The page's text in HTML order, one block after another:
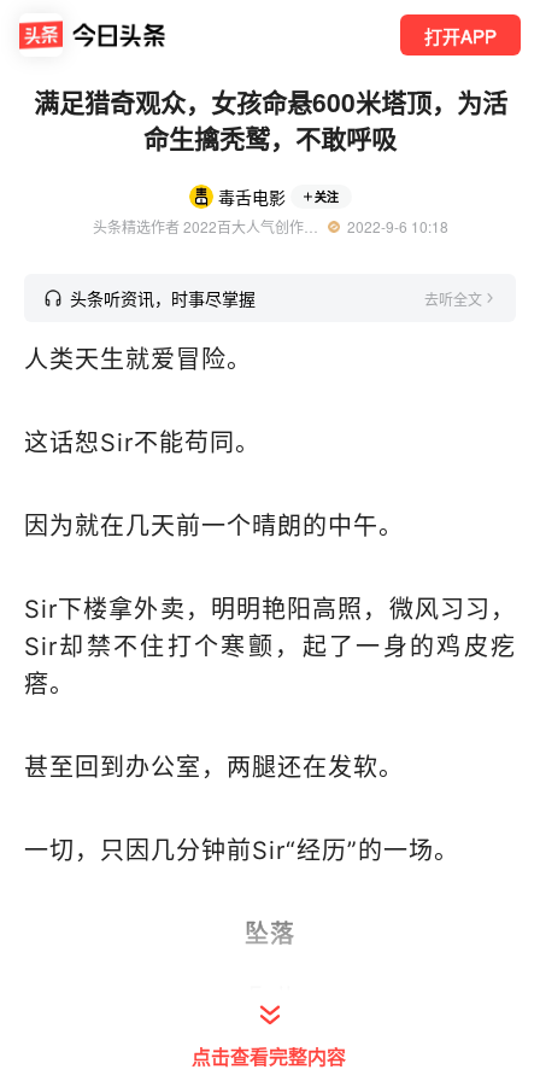
打开APP
满足猎奇观众，女孩命悬600米塔顶，为活
命生擒秃鹫，不敢呼吸
毒舌电影 关注
头条精选作者 2022百大人气创作者 电影评论人 优质影视领域创作者
  2022-9-6 10:18
头条听资讯，时事尽掌握 去听全文
人类天生就爱冒险。
这话恕Sir不能苟同。
因为就在几天前一个晴朗的中午。
Sir下楼拿外卖，明明艳阳高照，微风习习，
Sir却禁不住打个寒颤，起了一身的鸡皮疙
瘩。
甚至回到办公室，两腿还在发软。
一切，只因几分钟前Sir“经历”的一场。
坠落
点击查看完整内容